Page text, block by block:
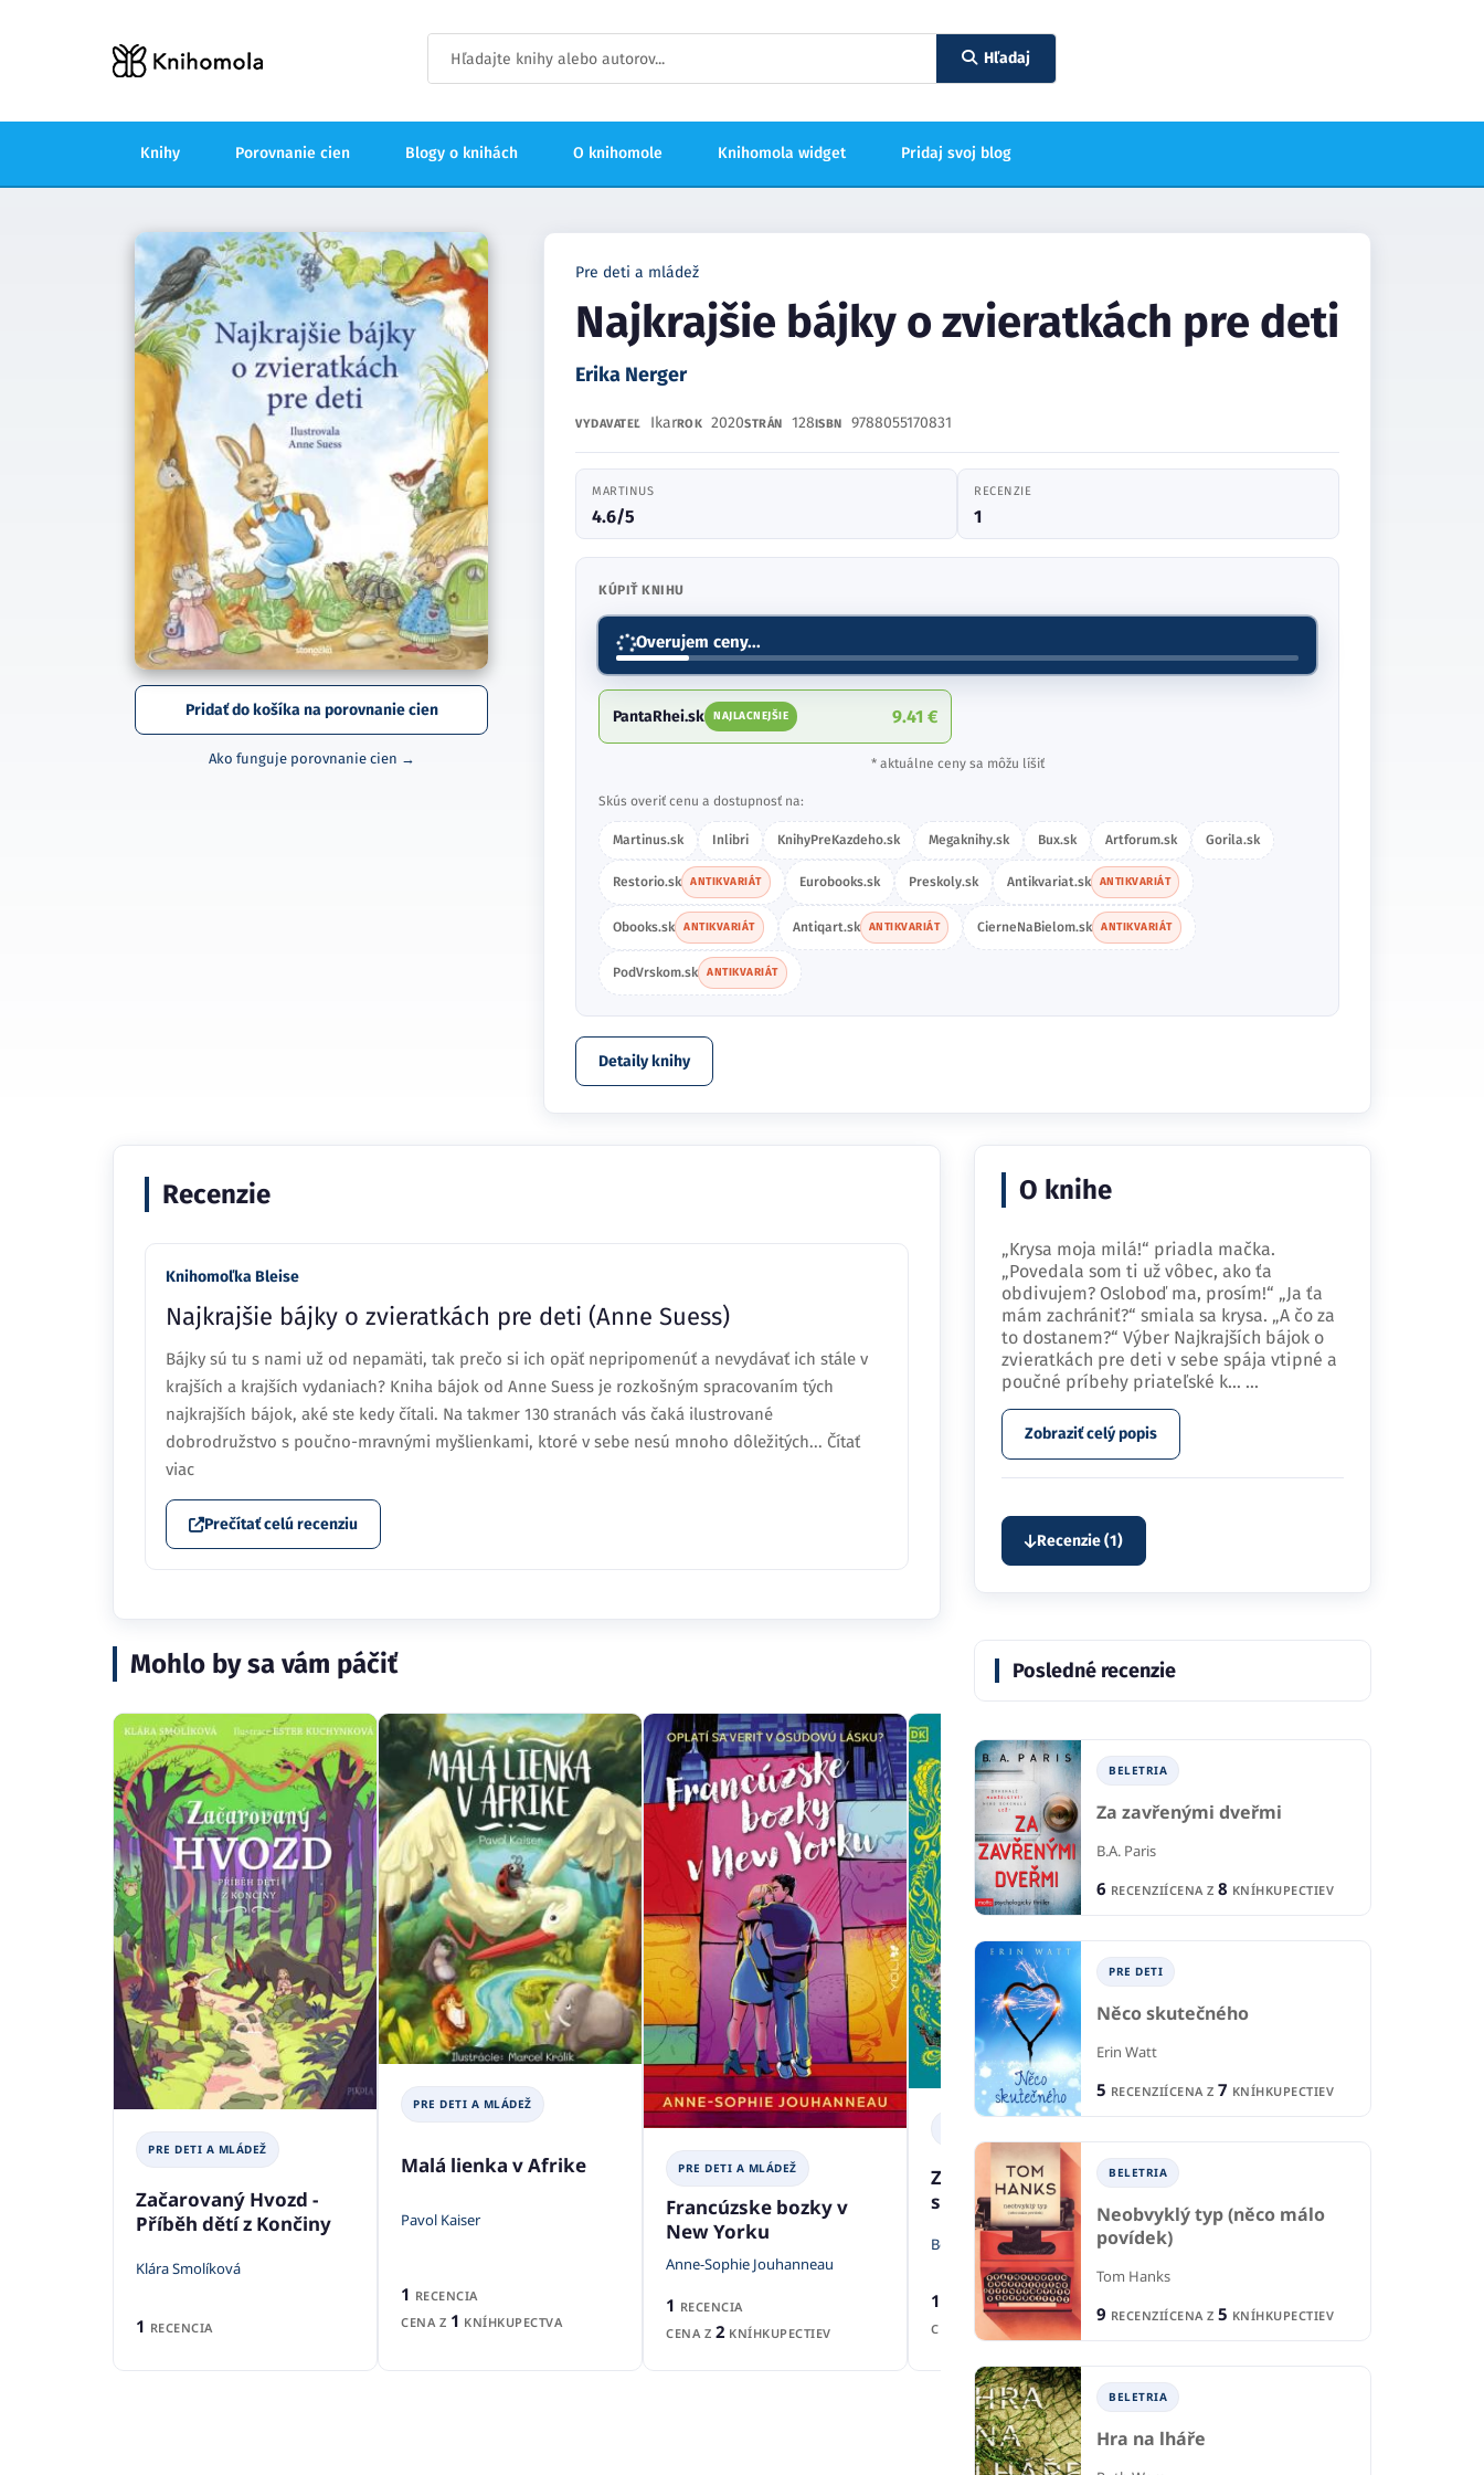
Hľadaj
Knihy Porovnanie cien Blogy o knihách O knihomole Knihomola widget Pridaj svoj blog
Pridať do košíka na porovnanie cien
Ako funguje porovnanie cien →
Pre deti a mládež
Najkrajšie bájky o zvieratkách pre deti
Erika Nerger
VYDAVATEĽ IkarROK 2020STRÁN 128ISBN 9788055170831
MARTINUS
4.6/5
RECENZIE
1
KÚPIŤ KNIHU
Overujem ceny...
PantaRhei.sk NAJLACNEJŠIE 9.41 €
* aktuálne ceny sa môžu líšiť
Skús overiť cenu a dostupnosť na:
Martinus.sk Inlibri KnihyPreKazdeho.sk Megaknihy.sk Bux.sk Artforum.sk Gorila.sk
Restorio.sk ANTIKVARIÁT Eurobooks.sk Preskoly.sk Antikvariat.sk ANTIKVARIÁT
Obooks.sk ANTIKVARIÁT Antiqart.sk ANTIKVARIÁT CierneNaBielom.sk ANTIKVARIÁT
PodVrskom.sk ANTIKVARIÁT
Detaily knihy
Recenzie
Knihomoľka Bleise
Najkrajšie bájky o zvieratkách pre deti (Anne Suess)
Bájky sú tu s nami už od nepamäti, tak prečo si ich opäť nepripomenúť a nevydávať ich stále v
krajších a krajších vydaniach? Kniha bájok od Anne Suess je rozkošným spracovaním tých
najkrajších bájok, aké ste kedy čítali. Na takmer 130 stranách vás čaká ilustrované
dobrodružstvo s poučno-mravnými myšlienkami, ktoré v sebe nesú mnoho dôležitých... Čítať
viac
Prečítať celú recenziu
Mohlo by sa vám páčiť
PRE DETI A MLÁDEŽ
Začarovaný Hvozd -
Příběh dětí z Končiny
Klára Smolíková
1 RECENCIA
PRE DETI A MLÁDEŽ
Malá lienka v Afrike
Pavol Kaiser
1 RECENCIA
CENA Z 1 KNÍHKUPECTVA
PRE DETI A MLÁDEŽ
Francúzske bozky v
New Yorku
Anne-Sophie Jouhanneau
1 RECENCIA
CENA Z 2 KNÍHKUPECTIEV
Zvieratá a ich úžasný
svet
Ben Hoare
1
RECENCIA
CENA Z
6KNÍHKUPECTIEV
Velká knihovna: Z ohně
a papíru
RECENCIA
O knihe
„Krysa moja milá!“ priadla mačka.
„Povedala som ti už vôbec, ako ťa
obdivujem? Osloboď ma, prosím!“ „Ja ťa
mám zachrániť?“ smiala sa krysa. „A čo za
to dostanem?“ Výber Najkrajších bájok o
zvieratkách pre deti v sebe spája vtipné a
poučné príbehy priateľské k… ...
Zobraziť celý popis
Recenzie (1)
Posledné recenzie
BELETRIA
Za zavřenými dveřmi
B.A. Paris
6 RECENZIÍCENA Z 8 KNÍHKUPECTIEV
PRE DETI
Něco skutečného
Erin Watt
5 RECENZIÍCENA Z 7 KNÍHKUPECTIEV
BELETRIA
Neobvyklý typ (něco málo
povídek)
Tom Hanks
9 RECENZIÍCENA Z 5 KNÍHKUPECTIEV
BELETRIA
Hra na lháře